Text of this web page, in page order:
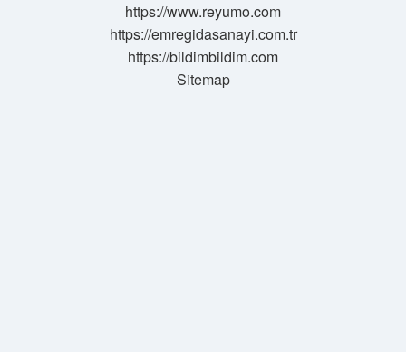
https://www.reyumo.com
https://emregidasanayi.com.tr
https://bildimbildim.com
Sitemap